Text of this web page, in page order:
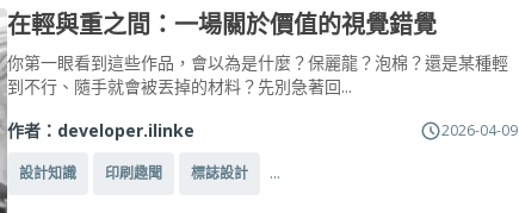
在輕與重之間：一場關於價值的視覺錯覺
你第一眼看到這些作品，會以為是什麼？保麗龍？泡棉？還是某種輕
到不行、隨手就會被丟掉的材料？先別急著回...
作者： developer.ilinke 2026-04-09
設計知識 印刷趣聞 標誌設計 ...